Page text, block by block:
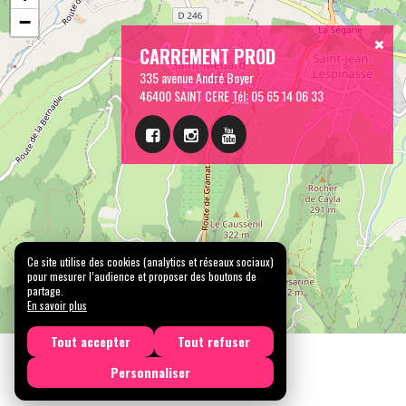
CARREMENT PROD
335 avenue André Boyer
46400 SAINT CERETél:05 65 14 06 33
−
Ce site utilise des cookies (analytics et réseaux sociaux)
pour mesurer l’audience et proposer des boutons de
partage.
En savoir plus
Tout accepter
Tout refuser
Personnaliser